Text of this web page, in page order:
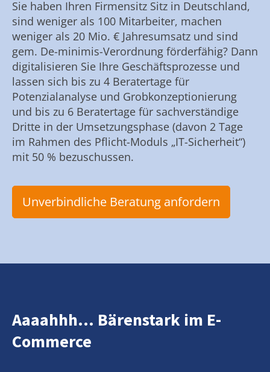
Sie haben Ihren Firmensitz Sitz in Deutschland,
sind weniger als 100 Mitarbeiter, machen
weniger als 20 Mio. € Jahresumsatz und sind
gem. De-minimis-Verordnung förderfähig? Dann
digitalisieren Sie Ihre Geschäftsprozesse und
lassen sich bis zu 4 Beratertage für
Potenzialanalyse und Grobkonzeptionierung
und bis zu 6 Beratertage für sachverständige
Dritte in der Umsetzungsphase (davon 2 Tage
im Rahmen des Pflicht-Moduls „IT-Sicherheit“)
mit 50 % bezuschussen.
Unverbindliche Beratung anfordern
Aaaahhh... Bärenstark im E-
Commerce